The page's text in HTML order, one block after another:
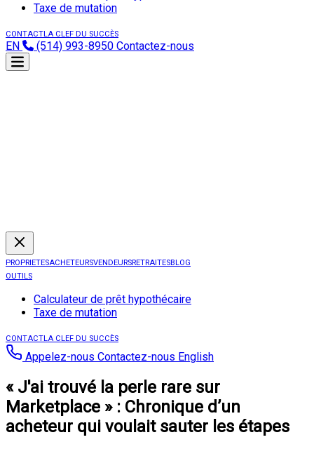
Taxe de mutation
CONTACTLA CLEF DU SUCCÈS
EN (514) 993-8950 Contactez-nous
PROPRIETESACHETEURSVENDEURSRETRAITESBLOG
OUTILS
Calculateur de prêt hypothécaire
Taxe de mutation
CONTACTLA CLEF DU SUCCÈS
Appelez-nous Contactez-nous English
« J'ai trouvé la perle rare sur
Marketplace » : Chronique d’un
acheteur qui voulait sauter les étapes